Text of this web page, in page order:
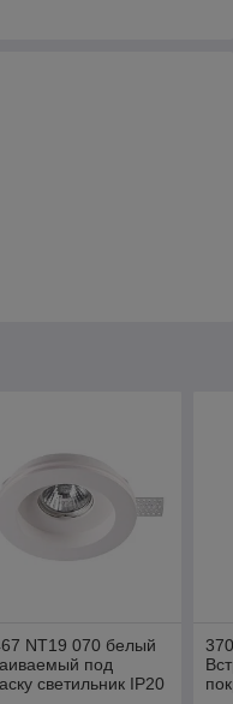
NT19 070 белый
под
светильник IP20